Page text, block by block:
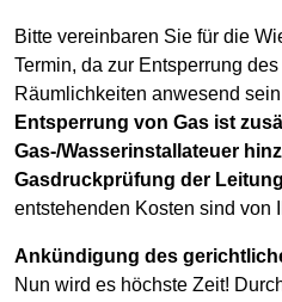
Bitte vereinbaren Sie für die
Termin, da zur Entsperrung
Räumlichkeiten anwesend
Entsperrung von Gas ist
Gas-/Wasserinstallateuer
Gasdruckprüfung der
entstehenden Kosten sind von
Ankündigung des
Nun wird es höchste Zeit!